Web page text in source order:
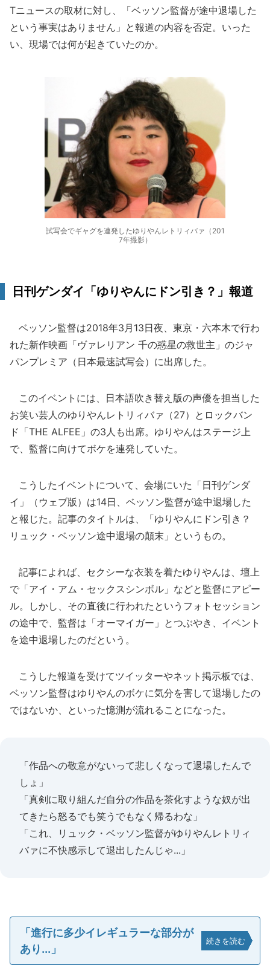
Tニュースの取材に対し、「ベッソン監督が途中退場した
という事実はありません」と報道の内容を否定。いった
い、現場では何が起きていたのか。
試写会でギャグを連発したゆりやんレトリィバァ（201
7年撮影）
日刊ゲンダイ「ゆりやんにドン引き？」報道
ベッソン監督は2018年3月13日夜、東京・六本木で行わ
れた新作映画「ヴァレリアン 千の惑星の救世主」のジャ
パンプレミア（日本最速試写会）に出席した。
このイベントには、日本語吹き替え版の声優を担当した
お笑い芸人のゆりやんレトリィバァ（27）とロックバン
ド「THE ALFEE」の3人も出席。ゆりやんはステージ上
で、監督に向けてボケを連発していた。
こうしたイベントについて、会場にいた「日刊ゲンダ
イ」（ウェブ版）は14日、ベッソン監督が途中退場した
と報じた。記事のタイトルは、「ゆりやんにドン引き？
リュック・ベッソン途中退場の顛末」というもの。
記事によれば、セクシーな衣装を着たゆりやんは、壇上
で「アイ・アム・セックスシンボル」などと監督にアピー
ル。しかし、その直後に行われたというフォトセッション
の途中で、監督は「オーマイガー」とつぶやき、イベント
を途中退場したのだという。
こうした報道を受けてツイッターやネット掲示板では、
ベッソン監督はゆりやんのボケに気分を害して退場したの
ではないか、といった憶測が流れることになった。
「作品への敬意がないって悲しくなって退場したんで
しょ」
「真剣に取り組んだ自分の作品を茶化すような奴が出
てきたら怒るでも笑うでもなく帰るわな」
「これ、リュック・ベッソン監督がゆりやんレトリィ
バァに不快感示して退出したんじゃ...」
「進行に多少イレギュラーな部分が
あり...」
続きを読む